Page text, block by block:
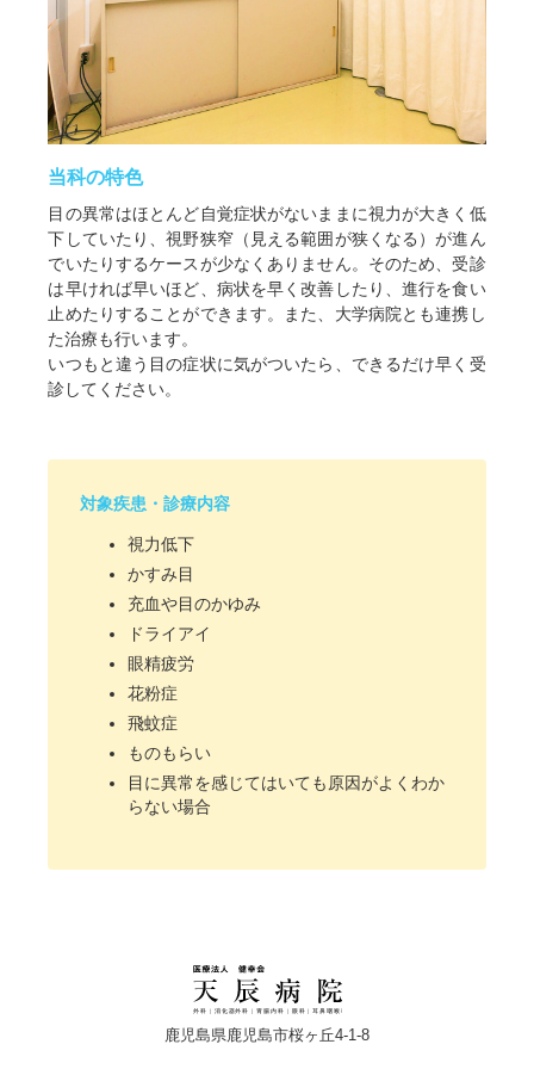
当科の特色
目の異常はほとんど自覚症状がないままに視力が大きく低
下していたり、視野狭窄（見える範囲が狭くなる）が進ん
でいたりするケースが少なくありません。そのため、受診
は早ければ早いほど、病状を早く改善したり、進行を食い
止めたりすることができます。また、大学病院とも連携し
た治療も行います。
いつもと違う目の症状に気がついたら、できるだけ早く受
診してください。
対象疾患・診療内容
視力低下
かすみ目
充血や目のかゆみ
ドライアイ
眼精疲労
花粉症
飛蚊症
ものもらい
目に異常を感じてはいても原因がよくわか
らない場合
鹿児島県鹿児島市桜ヶ丘4-1-8